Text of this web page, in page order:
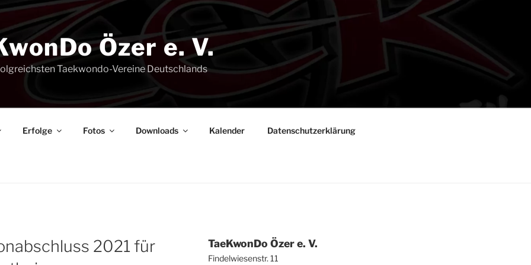
Özer e. V.
Taekwondo-Vereine Deutschlands
Erfol­ge Fotos Down­loads Kalen­der Daten­schutz­er­klä­rung
2021 für
Tae­Kwon­Do Özer e. V.
Fin­del­wie­sen­str. 11